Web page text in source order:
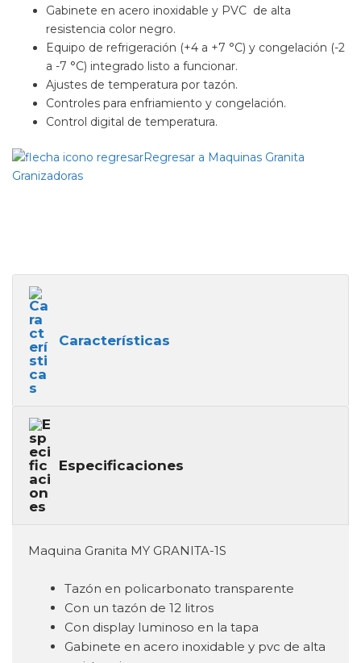
Gabinete en acero inoxidable y PVC de alta
resistencia color negro.
Equipo de refrigeración (+4 a +7 °C) y congelación (-2
a -7 °C) integrado listo a funcionar.
Ajustes de temperatura por tazón.
Controles para enfriamiento y congelación.
Control digital de temperatura.
Regresar a Maquinas Granita
Granizadoras
Características
Especificaciones
Maquina Granita MY GRANITA-1S
Tazón en policarbonato transparente
Con un tazón de 12 litros
Con display luminoso en la tapa
Gabinete en acero inoxidable y pvc de alta